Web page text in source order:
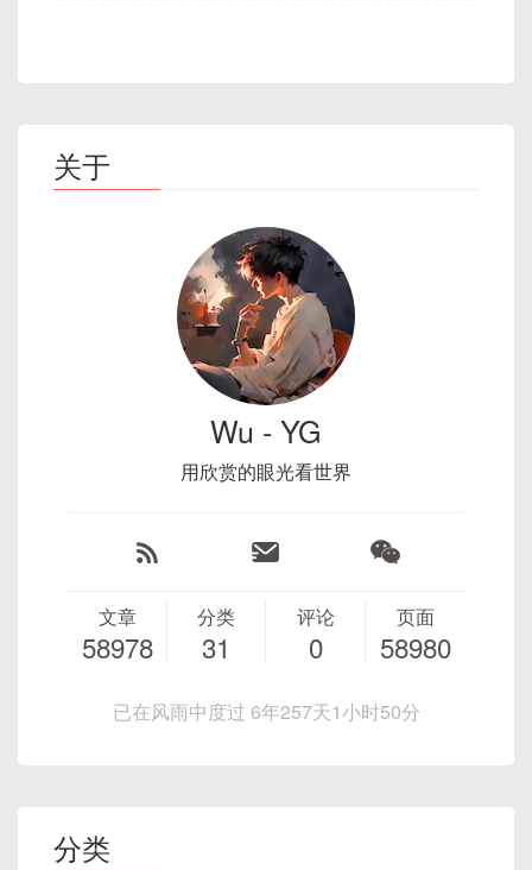
关于
Wu - YG
用欣赏的眼光看世界
文章
58978
分类
31
评论
0
页面
58980
已在风雨中度过 6年257天1小时50分
分类